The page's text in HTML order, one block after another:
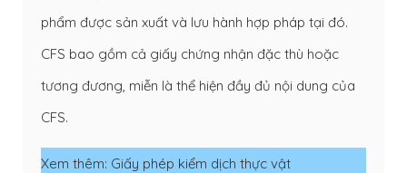
phẩm được sản xuất và lưu hành hợp pháp tại đó.
CFS bao gồm cả giấy chứng nhận đặc thù hoặc
tương đương, miễn là thể hiện đầy đủ nội dung của
CFS.
Xem thêm: Giấy phép kiểm dịch thực vật